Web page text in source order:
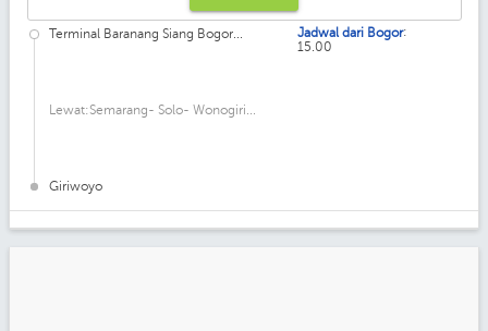
Terminal Baranang Siang Bogor...
Lewat:Semarang- Solo- Wonogiri...
Giriwoyo
Jadwal dari Bogor:
15.00